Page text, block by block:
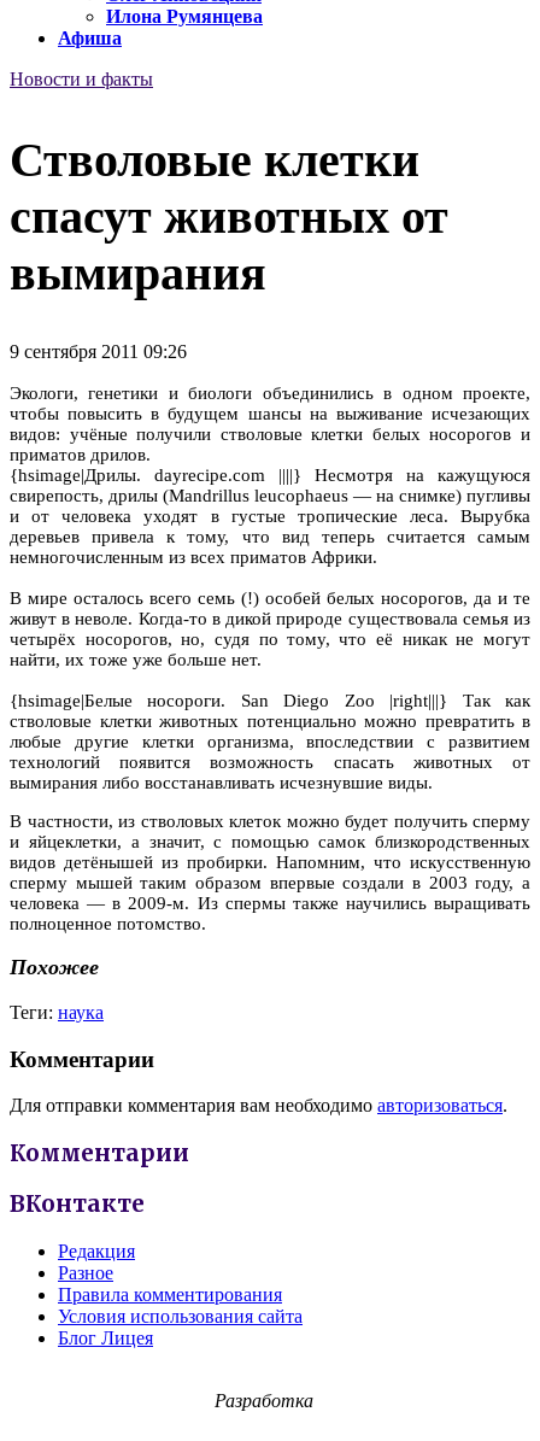
Илона Румянцева
Афиша
Новости и факты
Стволовые клетки
спасут животных от
вымирания
9 сентября 2011 09:26
Экологи, генетики и биологи объединились в одном проекте,
чтобы повысить в будущем шансы на выживание исчезающих
видов: учёные получили стволовые клетки белых носорогов и
приматов дрилов.
{hsimage|Дрилы. dayrecipe.com ||||} Несмотря на кажущуюся
свирепость, дрилы (Mandrillus leucophaeus — на снимке) пугливы
и от человека уходят в густые тропические леса. Вырубка
деревьев привела к тому, что вид теперь считается самым
немногочисленным из всех приматов Африки.
В мире осталось всего семь (!) особей белых носорогов, да и те
живут в неволе. Когда-то в дикой природе существовала семья из
четырёх носорогов, но, судя по тому, что её никак не могут
найти, их тоже уже больше нет.
{hsimage|Белые носороги. San Diego Zoo |right|||} Так как
стволовые клетки животных потенциально можно превратить в
любые другие клетки организма, впоследствии с развитием
технологий появится возможность спасать животных от
вымирания либо восстанавливать исчезнувшие виды.
В частности, из стволовых клеток можно будет получить сперму
и яйцеклетки, а значит, с помощью самок близкородственных
видов детёнышей из пробирки. Напомним, что искусственную
сперму мышей таким образом впервые создали в 2003 году, а
человека — в 2009-м. Из спермы также научились выращивать
полноценное потомство.
Похожее
Теги: наука
Комментарии
Для отправки комментария вам необходимо авторизоваться.
Комментарии
ВКонтакте
Редакция
Разное
Правила комментирования
Условия использования сайта
Блог Лицея
Разработка